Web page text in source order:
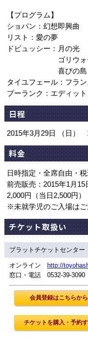
【プログラム】
ショパン：幻想即興曲
リスト：愛の夢
ドビュッシー：月の光
ゴリウォーグの
喜びの島
タイユフェール：フラン
プーランク：エディッ
日程
2015年3月29日 （日
料金
日時指定・全席自由・税
前売販売：2015年1月
2,000円（当日2,500円）
※未就学児のご入場はご
チケット取扱い
プラットチケットセンター
オンライン http://
窓口・電話 0532-39-3090